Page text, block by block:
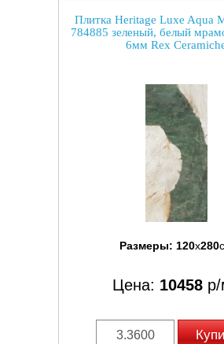
Плитка Heritage Luxe Aqua
784885 зеленый, белый
6мм Rex
Размеры: 120x280
Цена: 10458р/